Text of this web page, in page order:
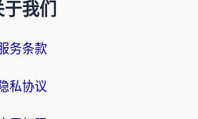
于我们
务条款
隐私协议